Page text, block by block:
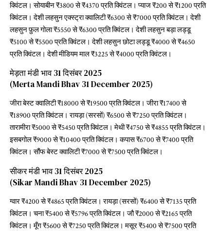
क्विंटल। सोयाबीन ₹3800 से ₹4370 प्रति क्विंटल। प्याज ₹200 से ₹1200 प्रति
क्विंटल। देशी लहसुन एक्स्ट्रा क्वालिटी ₹6300 से ₹7000 प्रति क्विंटल। देशी
लहसुन फ़ुल गोला ₹5550 से ₹6300 प्रति क्विंटल। देशी लहसुन बड़ा लड्डू
₹5100 से ₹5500 प्रति क्विंटल। देशी लहसुन छोटा लड्डू ₹4000 से ₹4650
प्रति क्विंटल। देशी मीडियम माल ₹3225 से ₹4000 प्रति क्विंटल।
मेड़ता मंडी भाव 31 दिसंबर 2025
(Merta Mandi Bhav 31 December 2025)
जीरा बेस्ट क्वालिटी ₹18000 से ₹19500 प्रति क्विंटल। जीरा ₹17400 से
₹18900 प्रति क्विंटल। रायड़ा (सरसों) ₹6500 से ₹7250 प्रति क्विंटल।
तारामीरा ₹5000 से ₹5450 प्रति क्विंटल। मेथी ₹4750 से ₹4855 प्रति क्विंटल।
इसबगोल ₹9000 से ₹10400 प्रति क्विंटल। कपास ₹6700 से ₹7400 प्रति
क्विंटल। सौंफ बेस्ट क्वालिटी ₹7000 से ₹7500 प्रति क्विंटल।
सीकर मंडी भाव 31 दिसंबर 2025
(Sikar Mandi Bhav 31 December 2025)
ग्वार ₹4200 से ₹4865 प्रति क्विंटल। रायड़ा (सरसों) ₹6400 से ₹7135 प्रति
क्विंटल। चना ₹5400 से ₹5796 प्रति क्विंटल। जौ ₹2000 से ₹2165 प्रति
क्विंटल। मूँग ₹5600 से ₹7250 प्रति क्विंटल। मसूर ₹5400 से ₹7500 प्रति